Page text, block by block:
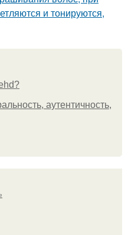
и тонируются,
аутентичность,